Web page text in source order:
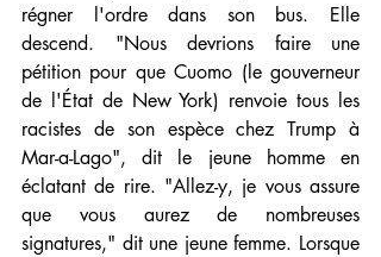
régner l'ordre dans son bus. Elle
descend. "Nous devrions faire une
pétition pour que Cuomo (le gouverneur
de l'État de New York) renvoie tous les
racistes de son espèce chez Trump à
Mar-a-Lago", dit le jeune homme en
éclatant de rire. "Allez-y, je vous assure
que vous aurez de nombreuses
signatures," dit une jeune femme. Lorsque